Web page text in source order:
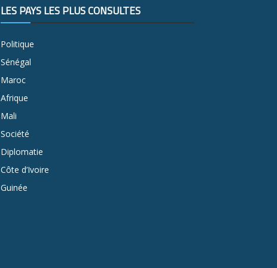
LES PAYS LES PLUS CONSULTÉS
Politique
Sénégal
Maroc
Afrique
Mali
Société
Diplomatie
Côte d’Ivoire
Guinée